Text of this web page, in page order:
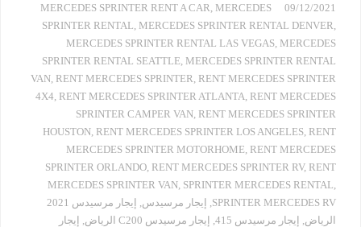
09/12/2021
MERCEDES SPRINTER RENT A CAR MERCEDES
SPRINTER RENTAL MERCEDES SPRINTER RENTAL DENVER
MERCEDES SPRINTER RENTAL LAS VEGAS MERCEDES
SPRINTER RENTAL SEATTLE MERCEDES SPRINTER RENTAL
VAN RENT MERCEDES SPRINTER RENT MERCEDES SPRINTER
4X4 RENT MERCEDES SPRINTER ATLANTA RENT MERCEDES
SPRINTER CAMPER VAN RENT MERCEDES SPRINTER
HOUSTON RENT MERCEDES SPRINTER LOS ANGELES RENT
MERCEDES SPRINTER MOTORHOME RENT MERCEDES
SPRINTER ORLANDO RENT MERCEDES SPRINTER RV, RENT
MERCEDES SPRINTER VAN SPRINTER MERCEDES RENTAL
SPRINTER MERCEDES RV إيجار مرسيدس
إيجار مرسيدس 2021
الرياض إيجار مرسيدس 415 إيجار مرسيدس C200 الرياض
إيجار